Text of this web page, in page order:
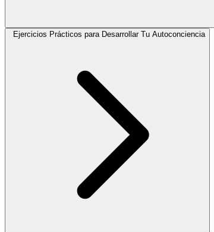
Ejercicios Prácticos para Desarrollar Tu Autoconciencia